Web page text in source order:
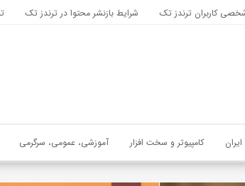
کاربران ترندز تک شرایط بازنشر محتوا در ترندز تک
کامپیوتر و سخت افزار آموزشی، عمومی، سرگرمی